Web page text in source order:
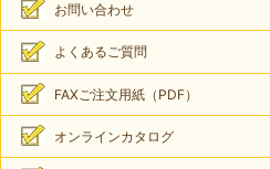
お問い合わせ
よくあるご質問
FAXご注文用紙（PDF）
オンラインカタログ